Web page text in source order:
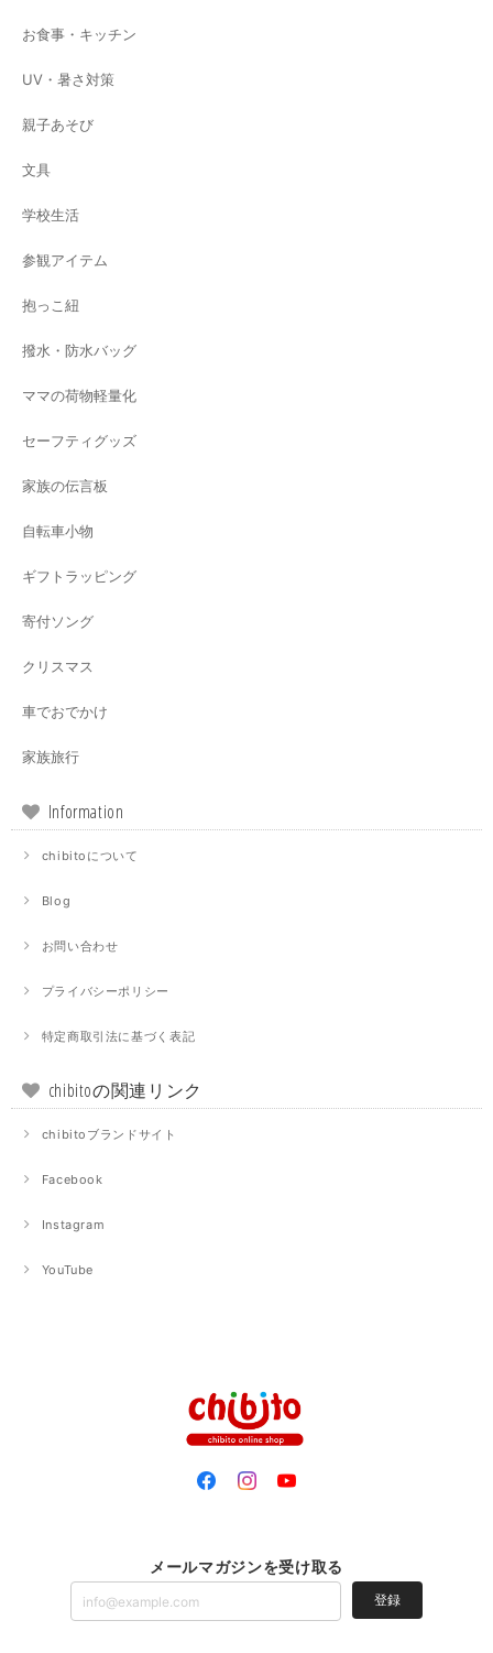
お食事・キッチン
UV・暑さ対策
親子あそび
文具
学校生活
参観アイテム
抱っこ紐
撥水・防水バッグ
ママの荷物軽量化
セーフティグッズ
家族の伝言板
自転車小物
ギフトラッピング
寄付ソング
クリスマス
車でおでかけ
家族旅行
Information
chibitoについて
Blog
お問い合わせ
プライバシーポリシー
特定商取引法に基づく表記
chibitoの関連リンク
chibitoブランドサイト
Facebook
Instagram
YouTube
メールマガジンを受け取る
登録